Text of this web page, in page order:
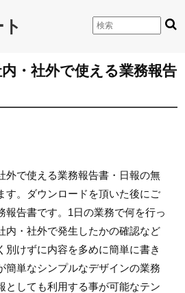
・社外で使える業務報告
外で使える業務報告書・日報の無
す。ダウンロードを頂いた後にご
報告書です。1日の業務で何を行っ
内・社外で発生したかの確認など
別けずに内容を多めに簡単に書き
簡単なシンプルなデザインの業務
としても利用する事が可能なテン